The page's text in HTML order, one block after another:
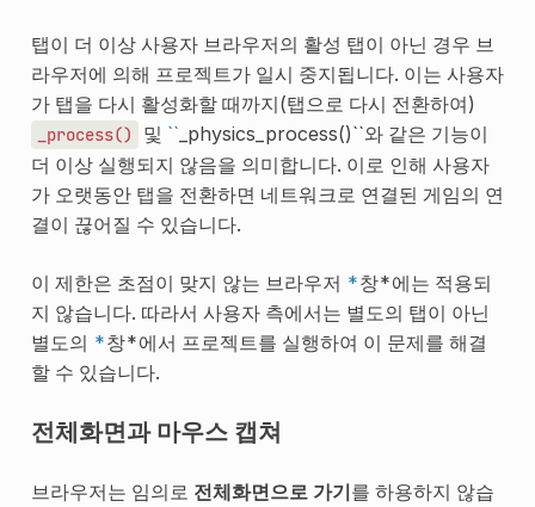
탭이 더 이상 사용자 브라우저의 활성 탭이 아닌 경우 브
라우저에 의해 프로젝트가 일시 중지됩니다. 이는 사용자
가 탭을 다시 활성화할 때까지(탭으로 다시 전환하여)
_process() 및 `` _physics_process()``와 같은 기능이
더 이상 실행되지 않음을 의미합니다. 이로 인해 사용자
가 오랫동안 탭을 전환하면 네트워크로 연결된 게임의 연
결이 끊어질 수 있습니다.
이 제한은 초점이 맞지 않는 브라우저 *창*에는 적용되
지 않습니다. 따라서 사용자 측에서는 별도의 탭이 아닌
별도의 *창*에서 프로젝트를 실행하여 이 문제를 해결
할 수 있습니다.
전체화면과 마우스 캡쳐
브라우저는 임의로 전체화면으로 가기를 하용하지 않습